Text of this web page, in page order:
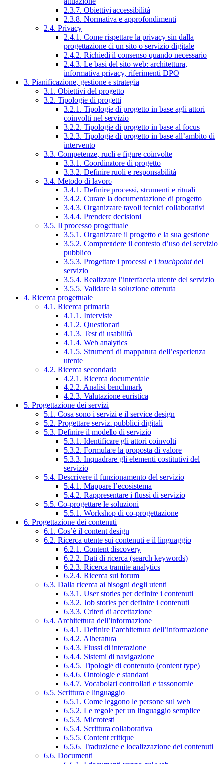
2.3.7. Obiettivi accessibilità
2.3.8. Normativa e approfondimenti
2.4. Privacy
2.4.1. Come rispettare la privacy sin dalla
progettazione di un sito o servizio digitale
2.4.2. Richiedi il consenso quando necessario
2.4.3. Le basi del sito web: architettura,
informativa privacy, riferimenti DPO
3. Pianificazione, gestione e strategia
3.1. Obiettivi del progetto
3.2. Tipologie di progetti
3.2.1. Tipologie di progetto in base agli attori
coinvolti nel servizio
3.2.2. Tipologie di progetto in base al focus
3.2.3. Tipologie di progetto in base all’ambito di
intervento
3.3. Competenze, ruoli e figure coinvolte
3.3.1. Coordinatore di progetto
3.3.2. Definire ruoli e responsabilità
3.4. Metodo di lavoro
3.4.1. Definire processi, strumenti e rituali
3.4.2. Curare la documentazione di progetto
3.4.3. Organizzare tavoli tecnici collaborativi
3.4.4. Prendere decisioni
3.5. Il processo progettuale
3.5.1. Organizzare il progetto e la sua gestione
3.5.2. Comprendere il contesto d’uso del servizio
pubblico
3.5.3. Progettare i processi e i touchpointdel
servizio
3.5.4. Realizzare l’interfaccia utente del servizio
3.5.5. Validare la soluzione ottenuta
4. Ricerca progettuale
4.1. Ricerca primaria
4.1.1. Interviste
4.1.2. Questionari
4.1.3. Test di usabilità
4.1.4. Web analytics
4.1.5. Strumenti di mappatura dell’esperienza
utente
4.2. Ricerca secondaria
4.2.1. Ricerca documentale
4.2.2. Analisi benchmark
4.2.3. Valutazione euristica
5. Progettazione dei servizi
5.1. Cosa sono i servizi e il service design
5.2. Progettare servizi pubblici digitali
5.3. Definire il modello di servizio
5.3.1. Identificare gli attori coinvolti
5.3.2. Formulare la proposta di valore
5.3.3. Inquadrare gli elementi costitutivi del
servizio
5.4. Descrivere il funzionamento del servizio
5.4.1. Mappare l’ecosistema
5.4.2. Rappresentare i flussi di servizio
5.5. Co-progettare le soluzioni
5.5.1. Workshop di co-progettazione
6. Progettazione dei contenuti
6.1. Cos’è il content design
6.2. Ricerca utente sui contenuti e il linguaggio
6.2.1. Content discovery
6.2.2. Dati di ricerca (search keywords)
6.2.3. Ricerca tramite analytics
6.2.4. Ricerca sui forum
6.3. Dalla ricerca ai bisogni degli utenti
6.3.1. User stories per definire i contenuti
6.3.2. Job stories per definire i contenuti
6.3.3. Criteri di accettazione
6.4. Architettura dell’informazione
6.4.1. Definire l’architettura dell’informazione
6.4.2. Alberatura
6.4.3. Flussi di interazione
6.4.4. Sistemi di navigazione
6.4.5. Tipologie di contenuto (content type)
6.4.6. Ontologie e standard
6.4.7. Vocabolari controllati e tassonomie
6.5. Scrittura e linguaggio
6.5.1. Come leggono le persone sul web
6.5.2. Le regole per un linguaggio semplice
6.5.3. Microtesti
6.5.4. Scrittura collaborativa
6.5.5. Content critique
6.5.6. Traduzione e localizzazione dei contenuti
6.6. Documenti